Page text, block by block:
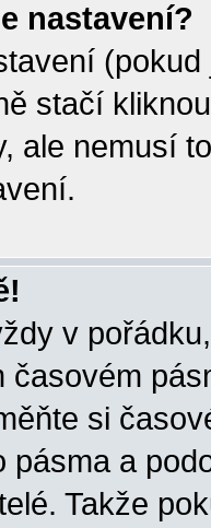
nastavení?
stačí
ale nemusí
v
časovém
si
pásma a
Takže